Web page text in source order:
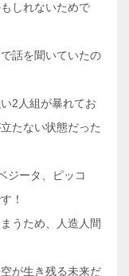
しれないためで
話を聞いていたの
2人組が暴れてお
たない状態だった
ジータ、ピッコ
！
うため、人造人間
が生き残る未来だ